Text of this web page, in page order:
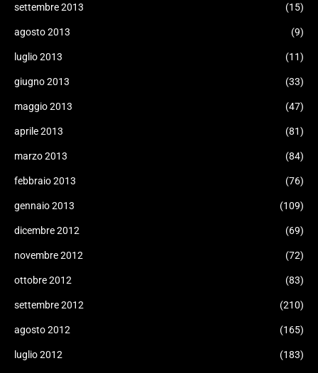
settembre 2013 (15)
agosto 2013 (9)
luglio 2013 (11)
giugno 2013 (33)
maggio 2013 (47)
aprile 2013 (81)
marzo 2013 (84)
febbraio 2013 (76)
gennaio 2013 (109)
dicembre 2012 (69)
novembre 2012 (72)
ottobre 2012 (83)
settembre 2012 (210)
agosto 2012 (165)
luglio 2012 (183)